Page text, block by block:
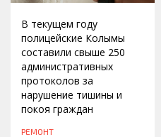
В текущем году
полицейские Колымы
составили свыше 250
административных
протоколов за
нарушение тишины и
покоя граждан
РЕМОНТ